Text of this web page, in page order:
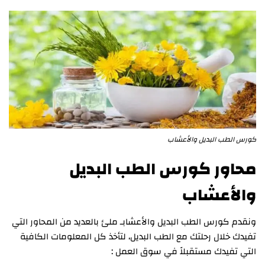
كورس الطب البديل والأعشاب
محاور كورس الطب البديل
والأعشاب
ونقدم كورس الطب البديل والأعشابـ ملئ بالعديد من المحاور التي
تفيدك خلال رحلتك مع الطب البديل، لتأخذ كل المعلومات الكافية
التي تفيدك مستقبلاً في سوق العمل :